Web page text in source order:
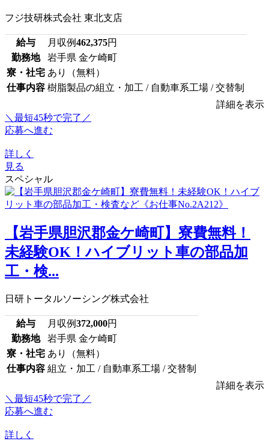
フジ技研株式会社 東北支店
給与 月収例462,375円
勤務地
岩手県 金ケ崎町
寮・社宅 あり（無料）
仕事内容 樹脂製品の組立・加工 / 自動車系工場 / 交替制
詳細を表示
＼最短45秒で完了／
応募へ進む
詳しく
見る
スペシャル
【岩手県胆沢郡金ケ崎町】寮費無料！
未経験OK！ハイブリット車の部品加
工・検...
日研トータルソーシング株式会社
給与 月収例372,000円
勤務地
岩手県 金ケ崎町
寮・社宅 あり（無料）
仕事内容 組立・加工 / 自動車系工場 / 交替制
詳細を表示
＼最短45秒で完了／
応募へ進む
詳しく